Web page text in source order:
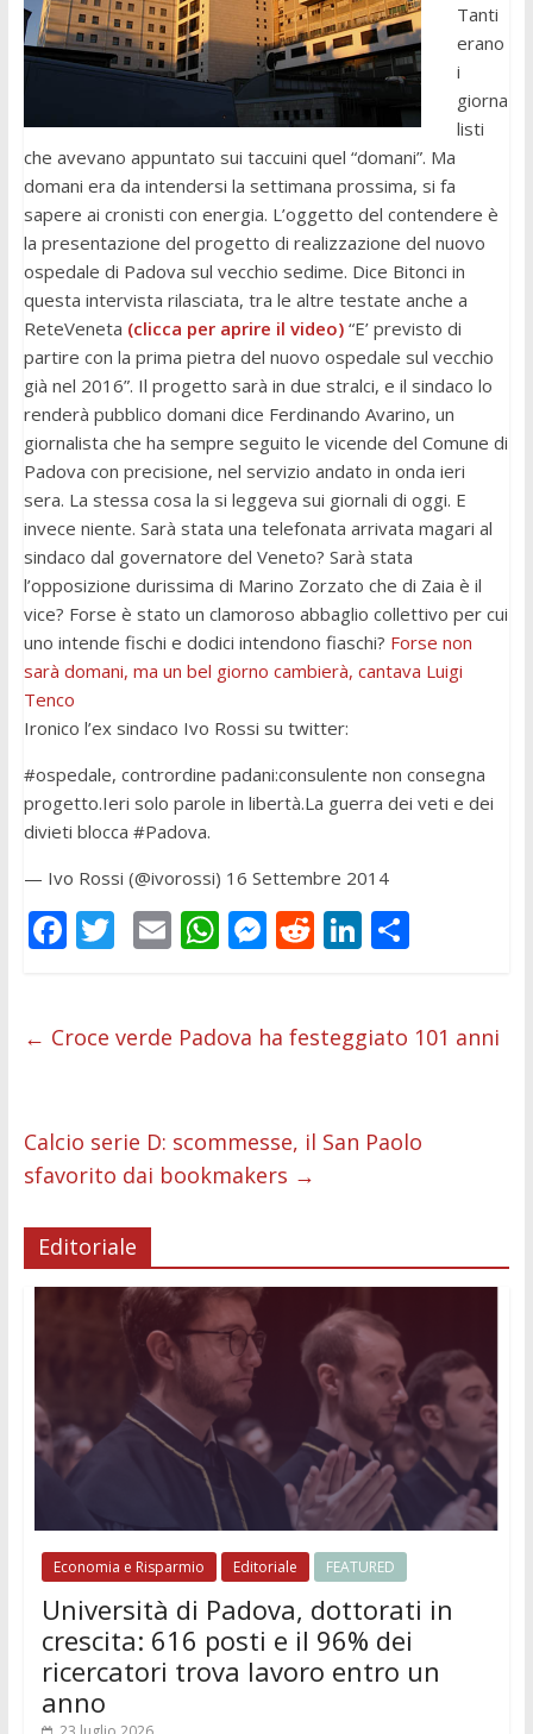
Tanti
erano
i
giorna
listi
che avevano appuntato sui taccuini quel “domani”. Ma
domani era da intendersi la settimana prossima, si fa
sapere ai cronisti con energia. L’oggetto del contendere è
la presentazione del progetto di realizzazione del nuovo
ospedale di Padova sul vecchio sedime. Dice Bitonci in
questa intervista rilasciata, tra le altre testate anche a
ReteVeneta (clicca per aprire il video)“E’ previsto di
partire con la prima pietra del nuovo ospedale sul vecchio
già nel 2016”. Il progetto sarà in due stralci, e il sindaco lo
renderà pubblico domani dice Ferdinando Avarino, un
giornalista che ha sempre seguito le vicende del Comune di
Padova con precisione, nel servizio andato in onda ieri
sera. La stessa cosa la si leggeva sui giornali di oggi. E
invece niente. Sarà stata una telefonata arrivata magari al
sindaco dal governatore del Veneto? Sarà stata
l’opposizione durissima di Marino Zorzato che di Zaia è il
vice? Forse è stato un clamoroso abbaglio collettivo per cui
uno intende fischi e dodici intendono fiaschi? Forse non
sarà domani, ma un bel giorno cambierà, cantava Luigi
Tenco
Ironico l’ex sindaco Ivo Rossi su twitter:
#ospedale, contrordine padani:consulente non consegna
progetto.Ieri solo parole in libertà.La guerra dei veti e dei
divieti blocca #Padova.
— Ivo Rossi (@ivorossi) 16 Settembre 2014
F
b
k
T
er
E
l
W
s
p
M
e
er
R
di
Li
e
C
di
← Croce verde Padova ha festeggiato 101 anni
Calcio serie D: scommesse, il San Paolo
sfavorito dai bookmakers →
Editoriale
Economia e Risparmio Editoriale FEATURED
Università di Padova, dottorati in
crescita: 616 posti e il 96% dei
ricercatori trova lavoro entro un
anno